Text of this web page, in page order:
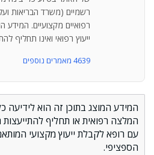
רשמיים (משרד הבריאות
רפואיים מקצועיים. המידע
ייעוץ רפואי ואינו תחליף
4639 מאמרים נוספים
המידע המוצג בתוכן זה הוא לידיעה
המלצה רפואית או תחליף להתייעצות
עם רופא לקבלת ייעוץ מקצועי
הספציפי.